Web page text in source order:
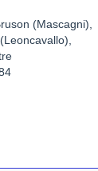
(Mascagni),